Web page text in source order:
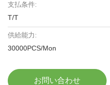
支払条件:
T/T
供給能力:
30000PCS/Mon
お問い合わせ